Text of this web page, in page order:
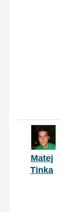
Matej
Tinka